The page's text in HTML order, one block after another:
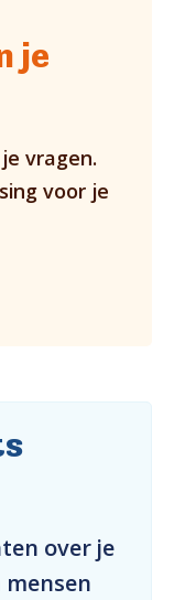
je
vragen.
voor je
over je